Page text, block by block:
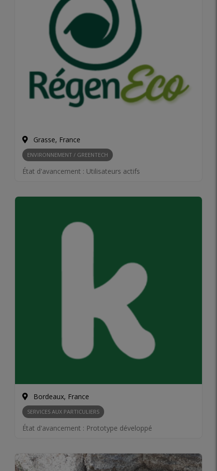
Grasse, France
ENVIRONNEMENT / GREENTECH
État d'avancement : Utilisateurs actifs
Bordeaux, France
SERVICES AUX PARTICULIERS
État d'avancement : Prototype développé